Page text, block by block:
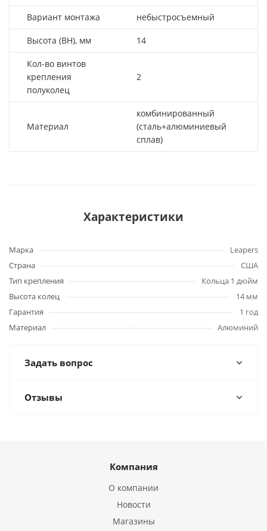
Вариант монтажа небыстросъемный
Высота (BH), мм 14
Кол-во винтов
крепления
полуколец
2
Материал
комбинированный
(сталь+алюминиевый
сплав)
Характеристики
Марка
Leapers
Страна
США
Тип крепления
Кольца 1 дюйм
Высота колец
14 мм
Гарантия
1 год
Материал
Алюминий
Задать вопрос
Отзывы
Компания
О компании
Новости
Магазины